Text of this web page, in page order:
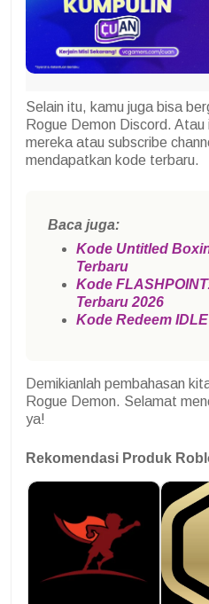
Selain itu, kamu juga bisa
Rogue Demon Discord. Atau
mereka atau subscribe
mendapatkan kode terbaru.
Baca juga:
Kode Untitled
Terbaru
Kode
Terbaru 2026
Kode Redeem
Demikianlah pembahasan
Rogue Demon. Selamat
ya!
Rekomendasi Produk